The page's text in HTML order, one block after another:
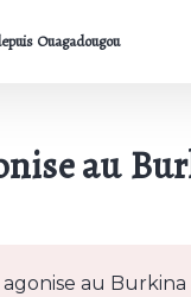
Ouagadougou
au